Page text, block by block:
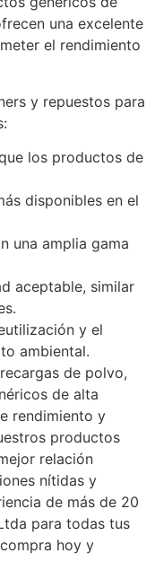
una excelente
el rendimiento
y repuestos para
los productos de
disponibles en el
una amplia gama
aceptable, similar
y el
ambiental.
de polvo,
de alta
rendimiento y
productos
relación
nítidas y
de más de 20
para todas tus
hoy y